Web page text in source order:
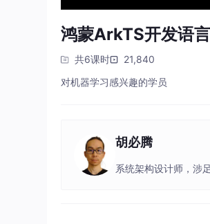
鸿蒙ArkTS开发语
共6课时
21,840
对机器学习感兴趣的学员
胡必腾
系统架构设计师，涉